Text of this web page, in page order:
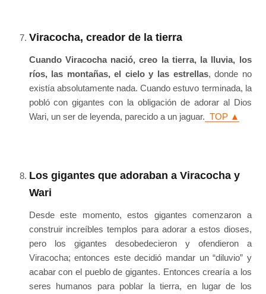
Viracocha, creador de la tierra
Cuando Viracocha nació, creo la tierra, la lluvia, los
ríos, las montañas, el cielo y las estrellas, donde no
existía absolutamente nada. Cuando estuvo terminada, la
pobló con gigantes con la obligación de adorar al Dios
Wari, un ser de leyenda, parecido a un jaguar. TOP ▲
Los gigantes que adoraban a Viracocha y
Wari
Desde este momento, estos gigantes comenzaron a
construir increíbles templos para adorar a estos dioses,
pero los gigantes desobedecieron y ofendieron a
Viracocha; entonces este decidió mandar un “diluvio” y
acabar con el pueblo de gigantes. Entonces crearía a los
seres humanos para poblar la tierra, en lugar de los